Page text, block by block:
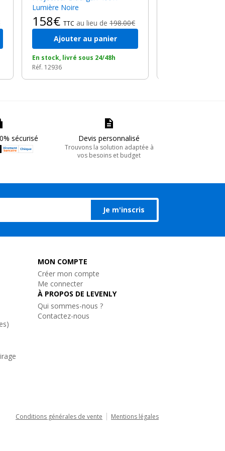
Lumière Noire
158€ TTC au lieu de 198.00€
Ajouter au panier
En stock, livré sous 24/48h
Réf. 12936
sécurisé Devis personnalisé
Trouvons la solution adaptée à
vos besoins et budget
Je m'inscris
MON COMPTE
Créer mon compte
Me connecter
À PROPOS DE LEVENLY
Qui sommes-nous ?
Contactez-nous
Conditions générales de vente Mentions légales